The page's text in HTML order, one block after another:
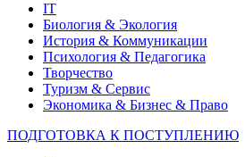
IT
Биология & Экология
История & Коммуникации
Психология & Педагогика
Творчество
Туризм & Сервис
Экономика & Бизнес & Право
ПОДГОТОВКА К ПОСТУПЛЕНИЮ